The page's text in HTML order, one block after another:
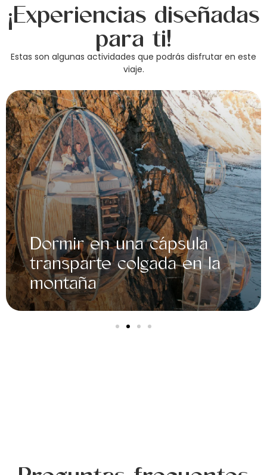
¡Experiencias diseñadas
para ti!
Estas son algunas actividades que podrás disfrutar en este
viaje.
cápsula
en la
Caminar
en Parque
Glaciares